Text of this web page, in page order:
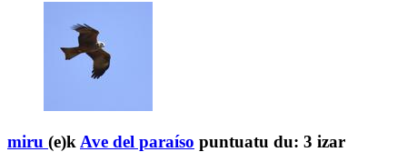
miru (e)k Ave del paraíso puntuatu du: 3 izar